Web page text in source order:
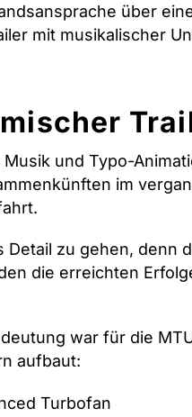
über
mit musikalischer
und Typo-
im
Detail zu gehen, denn
die erreichten
war für die
aufbaut:
Turbofan